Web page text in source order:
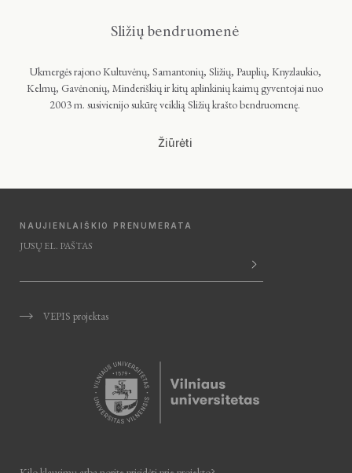
Sližių bendruomenė
Ukmergės rajono Kultuvėnų, Samantonių, Sližių, Pauplių, Knyzlaukio,
Kelmų, Gavėnonių, Minderiškių ir kitų aplinkinių kaimų gyventojai nuo
2003 m. susivienijo sukūrę veiklią Sližių krašto bendruomenę.
Žiūrėti
VEPIS projektas
NAUJIENLAIŠKIO PRENUMERATA
JŪSŲ EL. PAŠTAS